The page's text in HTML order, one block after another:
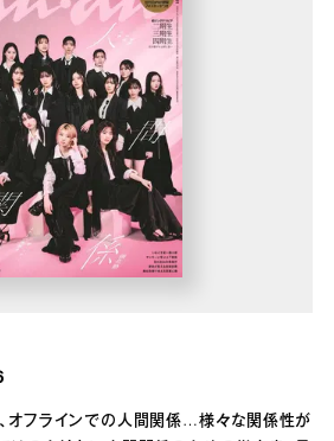
オフラインでの人間関係…様々な関係性が